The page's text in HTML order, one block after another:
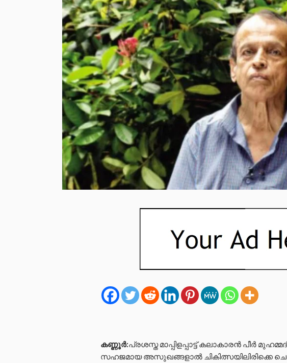
കണ്ണൂർ:പ്രശസ്ത മാപ്പിളപ്പാട്ട് കലാകാരൻ പീർ
സഹജമായ അസുഖങ്ങളാൽ ചികിത്സയിലിരിക്കെ